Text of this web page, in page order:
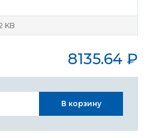
8135.64 ₽
KB
В корзину